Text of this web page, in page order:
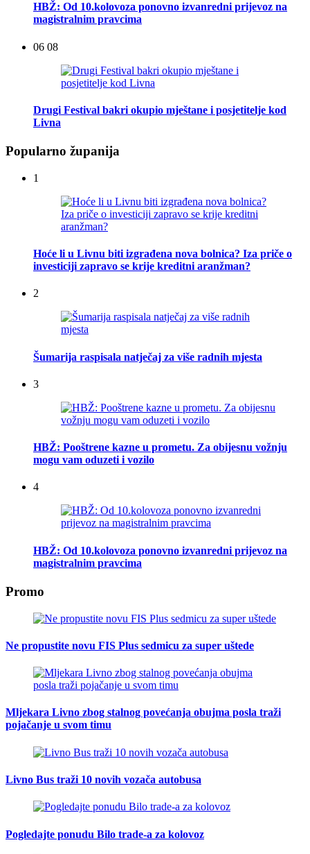
HBŽ: Od 10.kolovoza ponovno izvanredni prijevoz na
magistralnim pravcima
06 08
Drugi Festival bakri okupio mještane i posjetitelje kod
Livna
Popularno županija
1
Hoće li u Livnu biti izgrađena nova bolnica? Iza priče o
investiciji zapravo se krije kreditni aranžman?
2
Šumarija raspisala natječaj za više radnih mjesta
3
HBŽ: Pooštrene kazne u prometu. Za obijesnu vožnju
mogu vam oduzeti i vozilo
4
HBŽ: Od 10.kolovoza ponovno izvanredni prijevoz na
magistralnim pravcima
Promo
Ne propustite novu FIS Plus sedmicu za super uštede
Mljekara Livno zbog stalnog povećanja obujma posla traži
pojačanje u svom timu
Livno Bus traži 10 novih vozača autobusa
Pogledajte ponudu Bilo trade-a za kolovoz